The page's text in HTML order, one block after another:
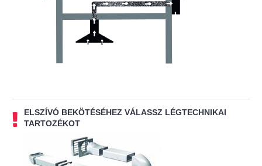
ELSZÍVÓ BEKÖTÉSÉHEZ VÁLASSZ LÉGTECHNIKAI
TARTOZÉKOT